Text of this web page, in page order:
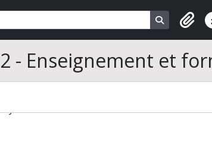
Search in
- Enseignement et